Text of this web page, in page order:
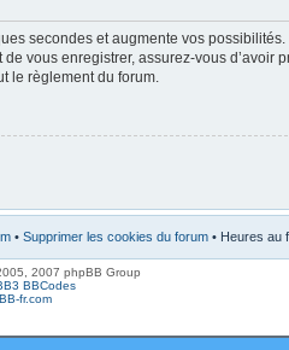
secondes et augmente vos possibilités.
vous enregistrer, assurez-vous d’avoir
le règlement du forum.
• Supprimer les cookies du forum • Heures au
2007 phpBB Group
BBCodes
fr.com